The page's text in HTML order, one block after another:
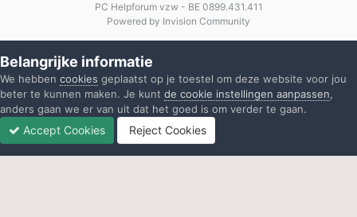
PC Helpforum vzw - BE 0899.431.411
Powered by Invision Community
Belangrijke informatie
We hebben cookies geplaatst op je toestel om deze website voor jou
beter te kunnen maken. Je kunt de cookie instellingen aanpassen,
anders gaan we er van uit dat het goed is om verder te gaan.
Accept Cookies Reject Cookies
Ongelezen